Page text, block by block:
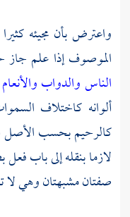
واعترض بأن مجيئه
الموصوف إذا علم جاز
الناس والدواب
ألوانه كاختلاف
كالرحيم بحسب الأصل
لازما بنقله إلى باب فعل
صفتان مشبهتان وهي